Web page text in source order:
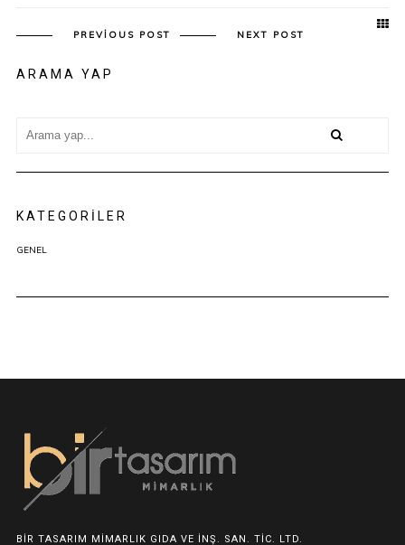
PREVIOUS POST NEXT POST
ARAMA YAP
KATEGORILER
GENEL
BIR TASARIM MIMARLIK GIDA VE İNŞ. SAN. TIC. LTD.